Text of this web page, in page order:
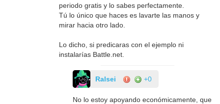
periodo gratis y lo sabes perfectamente.
Tú lo único que haces es lavarte las manos y
mirar hacia otro lado.
Lo dicho, si predicaras con el ejemplo ni
instalarías Battle.net.
Ralsei +0
No lo estoy apoyando económicamente, que